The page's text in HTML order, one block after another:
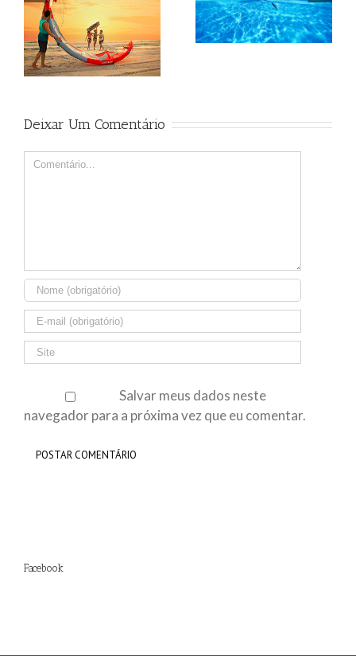
Beagle Beagle
Deixar Um Comentário
Comment
Salvar meus dados neste
navegador para a próxima vez que eu comentar.
Facebook